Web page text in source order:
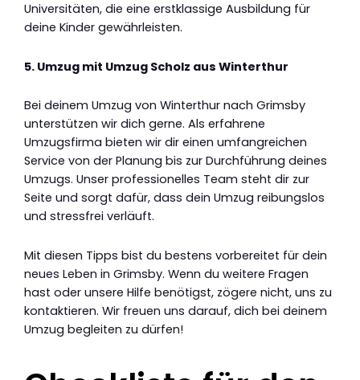
Universitäten, die eine erstklassige Ausbildung für
deine Kinder gewährleisten.
5. Umzug mit Umzug Scholz aus Winterthur
Bei deinem Umzug von Winterthur nach Grimsby
unterstützen wir dich gerne. Als erfahrene
Umzugsfirma bieten wir dir einen umfangreichen
Service von der Planung bis zur Durchführung deines
Umzugs. Unser professionelles Team steht dir zur
Seite und sorgt dafür, dass dein Umzug reibungslos
und stressfrei verläuft.
Mit diesen Tipps bist du bestens vorbereitet für dein
neues Leben in Grimsby. Wenn du weitere Fragen
hast oder unsere Hilfe benötigst, zögere nicht, uns zu
kontaktieren. Wir freuen uns darauf, dich bei deinem
Umzug begleiten zu dürfen!